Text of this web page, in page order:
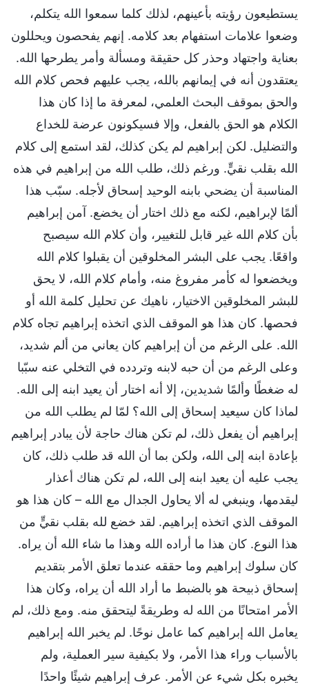
يستطيعون رؤيته بأعينهم، لذلك كلما سمعوا الله يتكلم،
وضعوا علامات استفهام بعد كلامه. إنهم يفحصون ويحللون
بعناية واجتهاد وحذر كل حقيقة ومسألة وأمر يطرحها الله.
يعتقدون أنه في إيمانهم بالله، يجب عليهم فحص كلام الله
والحق بموقف البحث العلمي، لمعرفة ما إذا كان هذا
الكلام هو الحق بالفعل، وإلا فسيكونون عرضة للخداع
والتضليل. لكن إبراهيم لم يكن كذلك، لقد استمع إلى كلام
الله بقلب نقيٍّ. ورغم ذلك، طلب الله من إبراهيم في هذه
المناسبة أن يضحي بابنه الوحيد إسحاق لأجله. سبّب هذا
ألمًا لإبراهيم، لكنه مع ذلك اختار أن يخضع. آمن إبراهيم
بأن كلام الله غير قابل للتغيير، وأن كلام الله سيصبح
واقعًا. يجب على البشر المخلوقين أن يقبلوا كلام الله
ويخضعوا له كأمر مفروغ منه، وأمام كلام الله، لا يحق
للبشر المخلوقين الاختيار، ناهيك عن تحليل كلمة الله أو
فحصها. كان هذا هو الموقف الذي اتخذه إبراهيم تجاه كلام
الله. على الرغم من أن إبراهيم كان يعاني من ألم شديد،
وعلى الرغم من أن حبه لابنه وتردده في التخلي عنه سبّبا
له ضغطًا وألمًا شديدين، إلا أنه اختار أن يعيد ابنه إلى الله.
لماذا كان سيعيد إسحاق إلى الله؟ لمّا لم يطلب الله من
إبراهيم أن يفعل ذلك، لم تكن هناك حاجة لأن يبادر إبراهيم
بإعادة ابنه إلى الله، ولكن بما أن الله قد طلب ذلك، كان
يجب عليه أن يعيد ابنه إلى الله، لم تكن هناك أعذار
ليقدمها، وينبغي له ألا يحاول الجدال مع الله – كان هذا هو
الموقف الذي اتخذه إبراهيم. لقد خضع لله بقلب نقيٍّ من
هذا النوع. كان هذا ما أراده الله وهذا ما شاء الله أن يراه.
كان سلوك إبراهيم وما حققه عندما تعلق الأمر بتقديم
إسحاق ذبيحة هو بالضبط ما أراد الله أن يراه، وكان هذا
الأمر امتحانًا من الله له وطريقةً ليتحقق منه. ومع ذلك، لم
يعامل الله إبراهيم كما عامل نوحًا. لم يخبر الله إبراهيم
بالأسباب وراء هذا الأمر، ولا بكيفية سير العملية، ولم
يخبره بكل شيء عن الأمر. عرف إبراهيم شيئًا واحدًا